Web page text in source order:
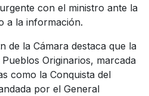
con el ministro ante la
a la información.
de la Cámara destaca que la
Originarios, marcada
como la Conquista del
por el General